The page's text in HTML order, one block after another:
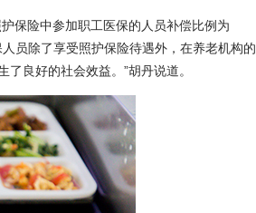
保险中参加职工医保的人员补偿比例为
员除了享受照护保险待遇外，在养老机构的
良好的社会效益。”胡丹说道。